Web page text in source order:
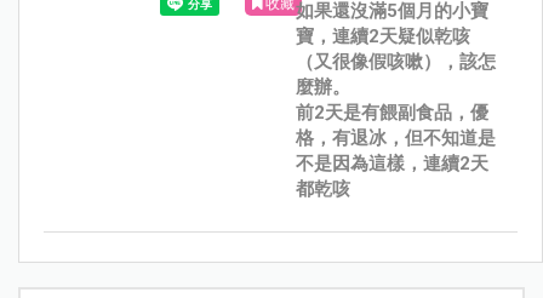
如果還沒滿5個月的小寶
寶，連續2天疑似乾咳
（又很像假咳嗽），該怎
麼辦。
前2天是有餵副食品，優
格，有退冰，但不知道是
不是因為這樣，連續2天
都乾咳